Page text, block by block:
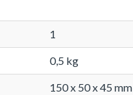
1
0,5 kg
150 x 50 x 45 mm